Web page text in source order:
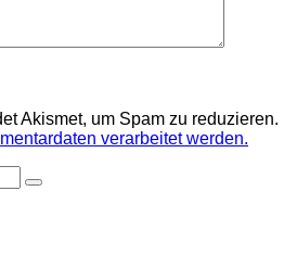
Akismet, um Spam zu reduzieren.
verarbeitet werden.